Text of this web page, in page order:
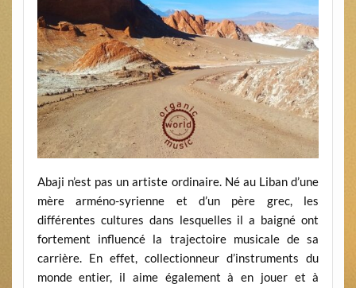
Abaji n’est pas un artiste ordinaire. Né au Liban d’une
mère arméno-syrienne et d’un père grec, les
différentes cultures dans lesquelles il a baigné ont
fortement influencé la trajectoire musicale de sa
carrière. En effet, collectionneur d’instruments du
monde entier, il aime également à en jouer et à